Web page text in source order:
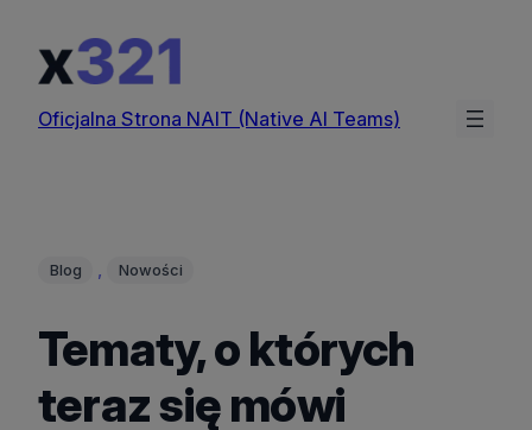
treści
Oficjalna Strona NAIT (Native AI Teams)
Blog , Nowości
Tematy, o których
teraz się mówi